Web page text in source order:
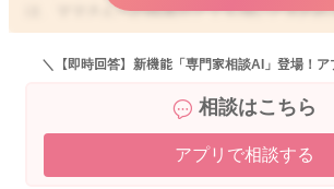
は、ママさんへの執着がとても強いと言われ
が、後追いがある＝愛着形成ができている
りませんよ。お子さんは、一時的に目の前か
学んでいきます。発達のスピードには個人差
診等で特に指摘されることがなければ、あま
に、お子さんなりの成長を見守っていただけ
＼【即時回答】新機能「専門家相談AI」登場！ア
相談はこちら
アプリで相談する